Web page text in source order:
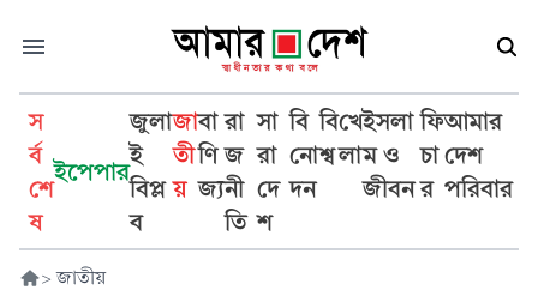
স
র্ব
শে
ষ
ইপেপার
জুলা
ই
বিপ্ল
ব
জা
তী
য়
বা
ণি
জ্য
রা
জ
নী
তি
সা
রা
দে
শ
বি
নো
দন
বি
শ্ব
খে
লা
ইসলা
ম ও
জীবন
ফি
চা
র
আমার
দেশ
পরিবার
> জাতীয়